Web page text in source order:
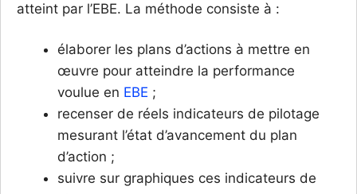
atteint par l’EBE. La méthode consiste à :
élaborer les plans d’actions à mettre en
œuvre pour atteindre la performance
voulue en EBE ;
recenser de réels indicateurs de pilotage
mesurant l’état d’avancement du plan
d’action ;
suivre sur graphiques ces indicateurs de